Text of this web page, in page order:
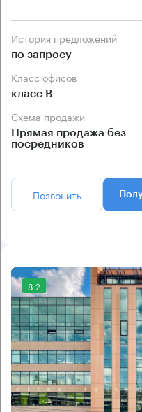
История предложений
по запросу
Класс офисов
класс B
Схема продажи
Прямая продажа без
посредников
Позвонить
8.2